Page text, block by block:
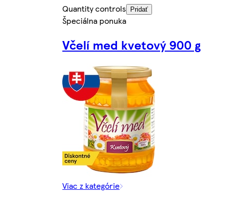
Quantity controls
Pridať
Špeciálna ponuka
Včelí med kvetový 900 g
Viac z kategórie